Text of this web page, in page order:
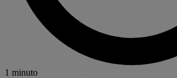
1 minuto